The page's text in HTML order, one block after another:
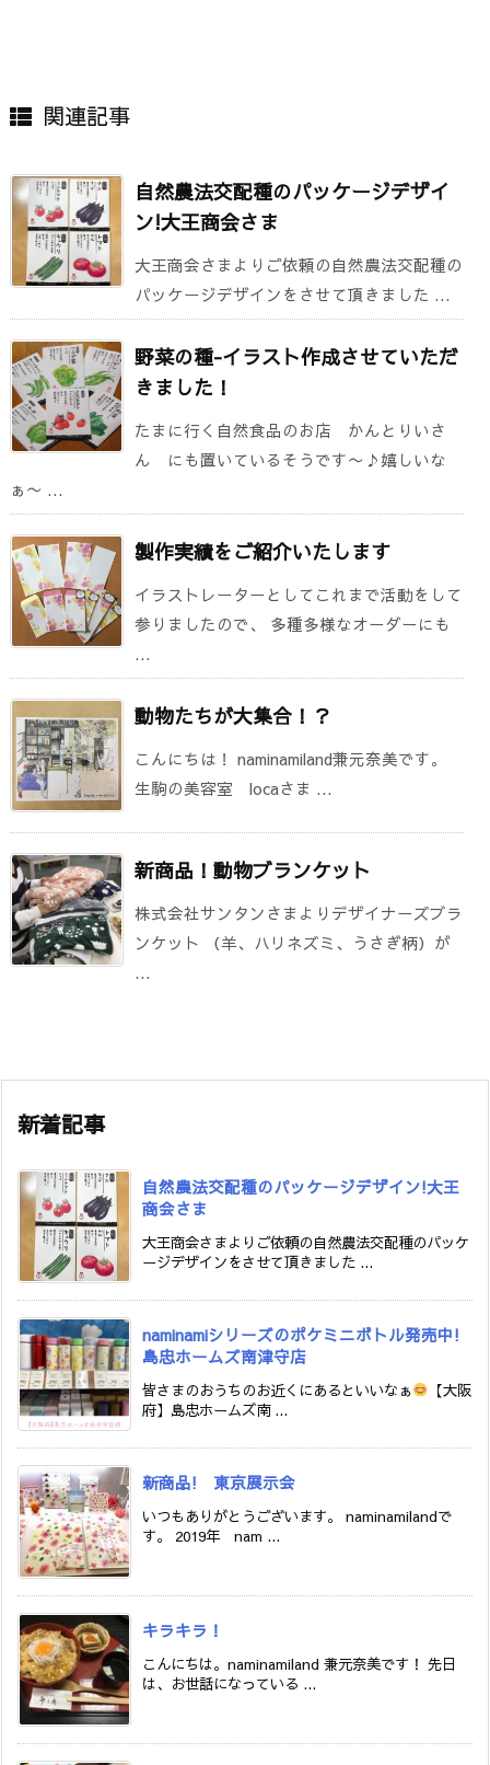
関連記事
自然農法交配種のパッケージデザイ
ン!大王商会さま
大王商会さまよりご依頼の自然農法交配種の
パッケージデザインをさせて頂きました ...
野菜の種-イラスト作成させていただ
きました！
たまに行く自然食品のお店 かんとりいさ
ん にも置いているそうです〜♪嬉しいな
ぁ〜 ...
製作実績をご紹介いたします
イラストレーターとしてこれまで活動をして
参りましたので、 多種多様なオーダーにも
...
動物たちが大集合！？
こんにちは！ naminamiland兼元奈美です。
生駒の美容室 locaさま ...
新商品！動物ブランケット
株式会社サンタンさまよりデザイナーズブラ
ンケット （羊、ハリネズミ、うさぎ柄）が
...
新着記事
自然農法交配種のパッケージデザイン!大王
商会さま
大王商会さまよりご依頼の自然農法交配種のパッケ
ージデザインをさせて頂きました ...
naminamiシリーズのポケミニボトル発売中!
島忠ホームズ南津守店
皆さまのおうちのお近くにあるといいなぁ
【大阪
府】島忠ホームズ南 ...
新商品! 東京展示会
いつもありがとうございます。 naminamilandで
す。 2019年 nam ...
キラキラ！
こんにちは。naminamiland 兼元奈美です！ 先日
は、お世話になっている ...